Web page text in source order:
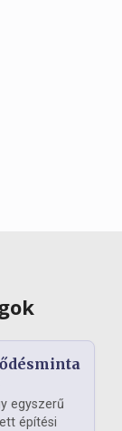
egyszerű
építési